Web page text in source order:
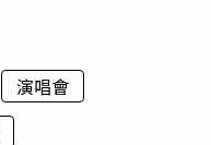
演唱會